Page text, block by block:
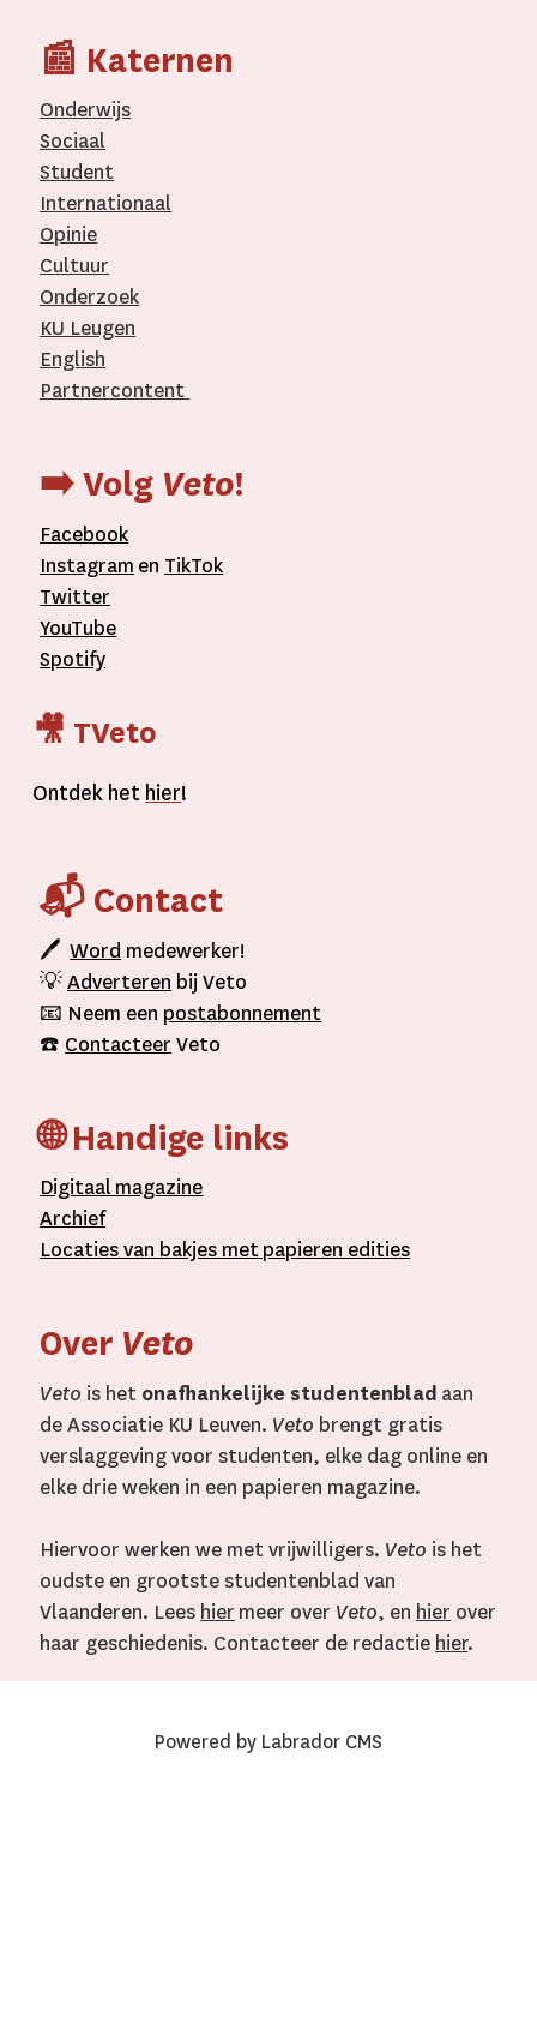
📰 Katernen
Onderwijs
Sociaal
Student
Internationaal­
Opinie
Cultuur
Onderzoek
KU Leugen
English
Partnercontent
➡️ Volg Veto!
Facebook
Instagram en TikTok
Twitter
YouTube
Spotify
🎥 TVeto
Ontdek het hier!
📬 Contact
🖊Word medewerker!
💡Adverteren bij Veto
📧 Neem een postabonnement
☎️ Contacteer Veto
🌐 Handige links
Digitaal magazine
Archief
Locaties van bakjes metpapieren edities
Over Veto
Veto is het onafhankelijke studentenblad aan
de Associatie KU Leuven. Veto brengt gratis
verslaggeving voor studenten, elke dag online en
elke drie weken in een papieren magazine.
Hiervoor werken we met vrijwilligers. Veto is het
oudste en grootste studentenblad van
Vlaanderen. Lees hier meer over Veto, en hier over
haar geschiedenis. Contacteer de redactie hier.
Powered by Labrador CMS